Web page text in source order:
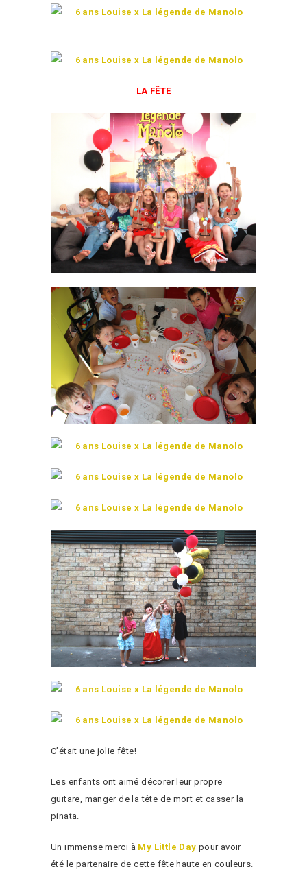
LA FÊTE
C’était une jolie fête!
Les enfants ont aimé décorer leur propre
guitare, manger de la tête de mort et casser la
pinata.
Un immense merci à My Little Day pour avoir
été le partenaire de cette fête haute en couleurs.